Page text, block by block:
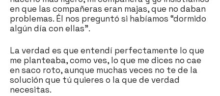
en que las compañeras eran majas, que no daban
problemas. Él nos preguntó si habíamos “dormido
algún día con ellas”.
La verdad es que entendí perfectamente lo que
me planteaba, como ves, lo que me dices no cae
en saco roto, aunque muchas veces no te de la
solución que tú quieres o la que de verdad
necesitas.